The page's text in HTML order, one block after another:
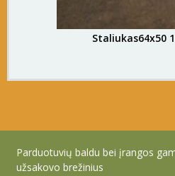
Staliukas64x50
Parduotuvių baldu bei įrangos
užsakovo brežinius